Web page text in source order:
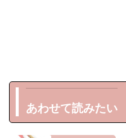
あわせて読みたい